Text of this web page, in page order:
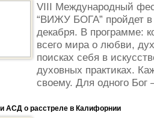
VIII Международный
“ВИЖУ БОГА” пройдет в
декабря. В программе:
всего мира о любви,
поисках себя в
духовных практиках.
своему. Для одного Бог
АСД о расстреле в Калифорнии